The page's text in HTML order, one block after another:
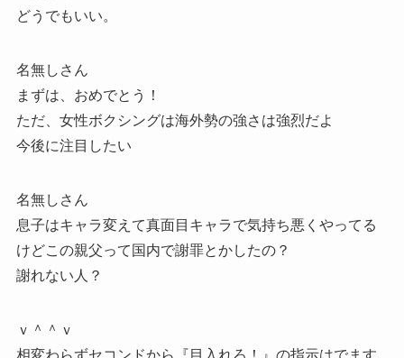
どうでもいい。
名無しさん
まずは、おめでとう！
ただ、女性ボクシングは海外勢の強さは強烈だよ
今後に注目したい
名無しさん
息子はキャラ変えて真面目キャラで気持ち悪くやってる
けどこの親父って国内で謝罪とかしたの？
謝れない人？
ｖ＾＾ｖ